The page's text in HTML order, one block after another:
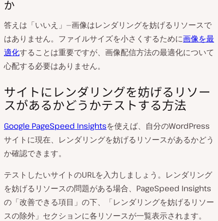
か
答えは「いいえ」—画像はレンダリングを妨げるリソースで
はありません。ファイルサイズを小さくするために画像を最
適化することは重要ですが、画像配信方法の最適化について
心配する必要はありません。
サイトにレンダリングを妨げるリソー
スがあるかどうかテストする方法
Google PageSpeed Insightsを使えば、自分のWordPress
サイトに現在、レンダリングを妨げるリソースがあるかどう
か確認できます。
テストしたいサイトのURLを入力しましょう。レンダリング
を妨げるリソースの問題がある場合、PageSpeed Insights
の「改善できる項目」の下、「レンダリングを妨げるリソー
スの除外」セクションに各リソースが一覧表示されます。